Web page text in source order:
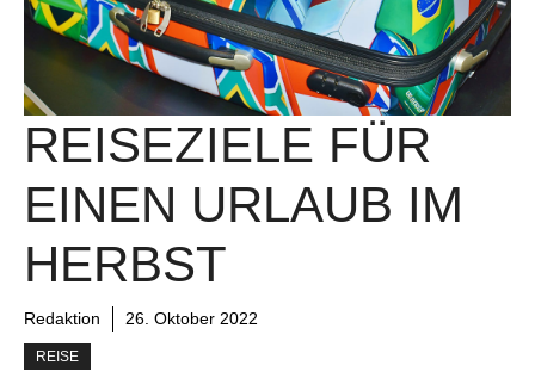
REISEZIELE FÜR
EINEN URLAUB IM
HERBST
Redaktion 26. Oktober 2022
REISE